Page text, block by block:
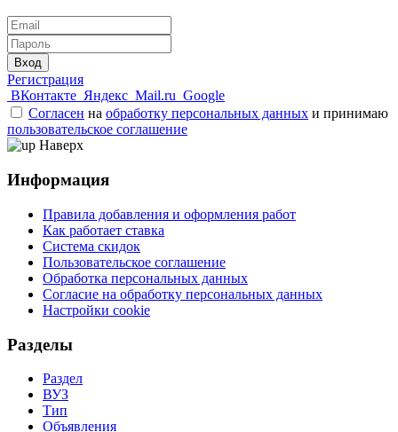
Вход
Регистрация
ВКонтакте Яндекс Mail.ru Google
Согласен на обработку персональных данных и принимаю
пользовательское соглашение
Наверх
Информация
Правила добавления и оформления работ
Как работает ставка
Система скидок
Пользовательское соглашение
Обработка персональных данных
Согласие на обработку персональных данных
Настройки cookie
Разделы
Раздел
ВУЗ
Тип
Объявления